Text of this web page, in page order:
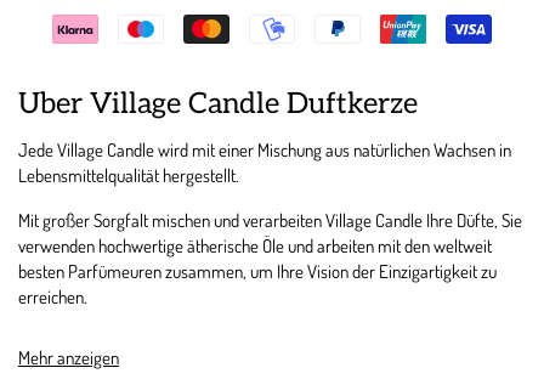
Mehr anzeigen
Über Village Candle Duftkerze
Jede Village Candle wird mit einer Mischung aus natürlichen Wachsen in
Lebensmittelqualität hergestellt.
Mit großer Sorgfalt mischen und verarbeiten Village Candle Ihre Düfte, Sie
verwenden hochwertige ätherische Öle und arbeiten mit den weltweit
besten Parfümeuren zusammen, um Ihre Vision der Einzigartigkeit zu
erreichen.
abbrennen, sowie eine außergewöhnliche Duftentfaltung.